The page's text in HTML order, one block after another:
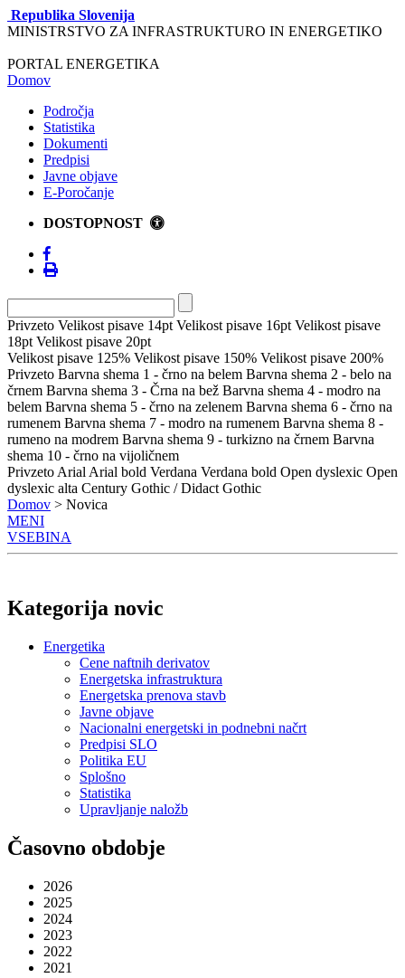
Republika Slovenija
MINISTRSTVO ZA INFRASTRUKTURO IN ENERGETIKO
PORTAL ENERGETIKA
Domov
Področja
Statistika
Dokumenti
Predpisi
Javne objave
E-Poročanje
DOSTOPNOST
Privzeto Velikost pisave 14pt Velikost pisave 16pt Velikost pisave
18pt Velikost pisave 20pt
Velikost pisave 125% Velikost pisave 150% Velikost pisave 200%
Privzeto Barvna shema 1 - črno na belem Barvna shema 2 - belo na
črnem Barvna shema 3 - Črna na bež Barvna shema 4 - modro na
belem Barvna shema 5 - črno na zelenem Barvna shema 6 - črno na
rumenem Barvna shema 7 - modro na rumenem Barvna shema 8 -
rumeno na modrem Barvna shema 9 - turkizno na črnem Barvna
shema 10 - črno na vijoličnem
Privzeto Arial Arial bold Verdana Verdana bold Open dyslexic Open
dyslexic alta Century Gothic / Didact Gothic
Domov > Novica
MENI
VSEBINA
Kategorija novic
Energetika
Cene naftnih derivatov
Energetska infrastruktura
Energetska prenova stavb
Javne objave
Nacionalni energetski in podnebni načrt
Predpisi SLO
Politika EU
Splošno
Statistika
Upravljanje naložb
Časovno obdobje
2026
2025
2024
2023
2022
2021